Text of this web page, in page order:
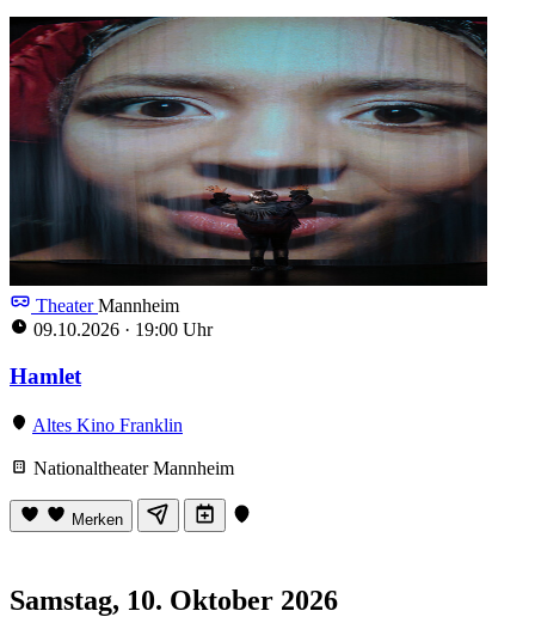
TheaterMannheim
09.10.2026 · 19:00 Uhr
Hamlet
Altes Kino Franklin
Nationaltheater Mannheim
Merken
Samstag, 10. Oktober 2026